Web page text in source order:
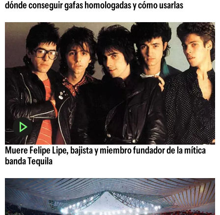
dónde conseguir gafas homologadas y cómo usarlas
Muere Felipe Lipe, bajista y miembro fundador de la mítica
banda Tequila